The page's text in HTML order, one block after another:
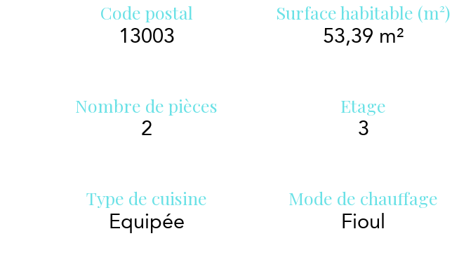
Code postal
13003
Surface habitable (m²)
53,39 m²
Nombre de pièces
2
Etage
3
Type de cuisine
Equipée
Mode de chauffage
Fioul